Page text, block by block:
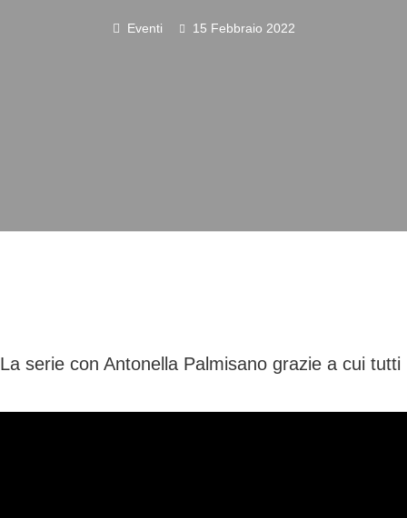
Eventi 15 Febbraio 2022
La serie con Antonella Palmisano grazie a cui